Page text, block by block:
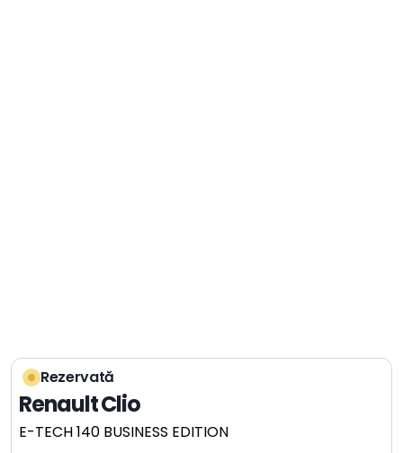
Rezervată
Renault Clio
E-TECH 140 BUSINESS EDITION